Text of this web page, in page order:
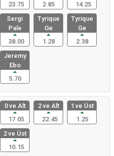
23.75
2.85
14.25
Sergi
Pale
38.00
Tyrique
Ge
1.28
Tyrique
Ge
2.38
Jeremy
Ebo
5.70
0 ve Alt
17.05
2 ve Alt
22.45
1 ve Üst
1.25
2 ve Üst
10.15